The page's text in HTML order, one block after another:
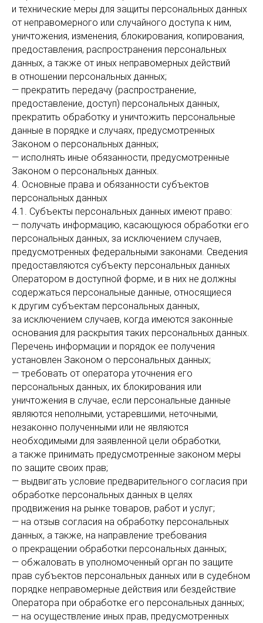
и технические меры для защиты персональных данных
от неправомерного или случайного доступа к ним,
уничтожения, изменения, блокирования, копирования,
предоставления, распространения персональных
данных, а также от иных неправомерных действий
в отношении персональных данных;
— прекратить передачу (распространение,
предоставление, доступ) персональных данных,
прекратить обработку и уничтожить персональные
данные в порядке и случаях, предусмотренных
Законом о персональных данных;
— исполнять иные обязанности, предусмотренные
Законом о персональных данных.
4. Основные права и обязанности субъектов
персональных данных
4.1. Субъекты персональных данных имеют право:
— получать информацию, касающуюся обработки его
персональных данных, за исключением случаев,
предусмотренных федеральными законами. Сведения
предоставляются субъекту персональных данных
Оператором в доступной форме, и в них не должны
содержаться персональные данные, относящиеся
к другим субъектам персональных данных,
за исключением случаев, когда имеются законные
основания для раскрытия таких персональных данных.
Перечень информации и порядок ее получения
установлен Законом о персональных данных;
— требовать от оператора уточнения его
персональных данных, их блокирования или
уничтожения в случае, если персональные данные
являются неполными, устаревшими, неточными,
незаконно полученными или не являются
необходимыми для заявленной цели обработки,
а также принимать предусмотренные законом меры
по защите своих прав;
— выдвигать условие предварительного согласия при
обработке персональных данных в целях
продвижения на рынке товаров, работ и услуг;
— на отзыв согласия на обработку персональных
данных, а также, на направление требования
о прекращении обработки персональных данных;
— обжаловать в уполномоченный орган по защите
прав субъектов персональных данных или в судебном
порядке неправомерные действия или бездействие
Оператора при обработке его персональных данных;
— на осуществление иных прав, предусмотренных